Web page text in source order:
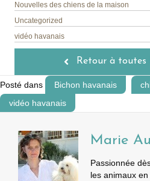
Nouvelles des chiens de la maison
Uncategorized
vidéo havanais
Retour à toutes
Posté dans Bichon havanais
vidéo havanais
Marie
Passionnée
les animaux